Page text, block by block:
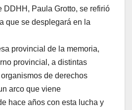
DDHH, Paula Grotto, se refirió
que se desplegará en la
provincial de la memoria,
provincial, a distintas
de derechos
arco que viene
hace años con esta lucha y